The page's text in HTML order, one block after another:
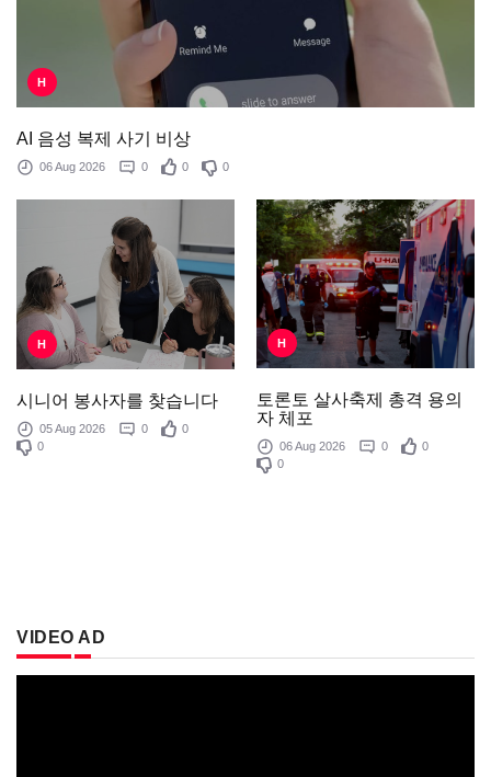
H
AI 음성 복제 사기 비상
06 Aug 2026 0 0 0
H
시니어 봉사자를 찾습니다
05 Aug 2026 0
0
0
H
토론토 살사축제 총격 용의
자 체포
06 Aug 2026 0
0
0
VIDEO AD